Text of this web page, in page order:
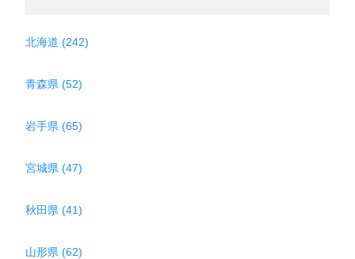
北海道 (242)
青森県 (52)
岩手県 (65)
宮城県 (47)
秋田県 (41)
山形県 (62)